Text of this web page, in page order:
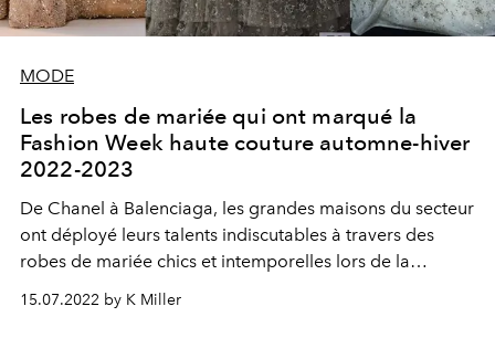
MODE
Les robes de mariée qui ont marqué la
Fashion Week haute couture automne-hiver
2022-2023
De Chanel à Balenciaga, les grandes maisons du secteur
ont déployé leurs talents indiscutables à travers des
robes de mariée chics et intemporelles lors de la
Fashion Week haute couture automne-hiver 2022-2023.
15.07.2022 by K Miller